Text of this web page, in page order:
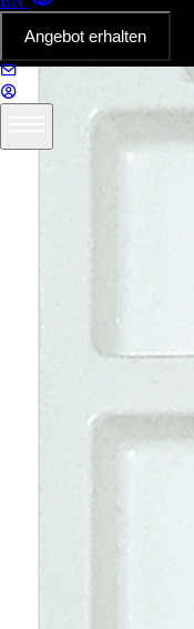
Angebot erhalten